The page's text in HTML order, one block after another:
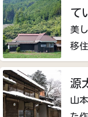
て
美
移
源
山